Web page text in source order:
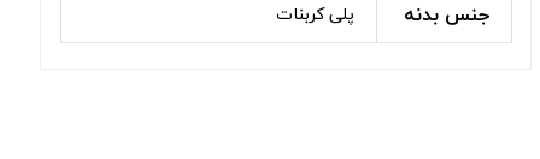
جنس بدنه پلی کربنات